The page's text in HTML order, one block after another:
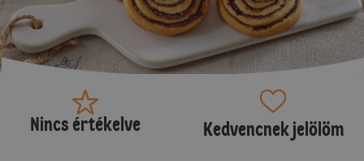
Nincs értékelve Kedvencnek jelölöm